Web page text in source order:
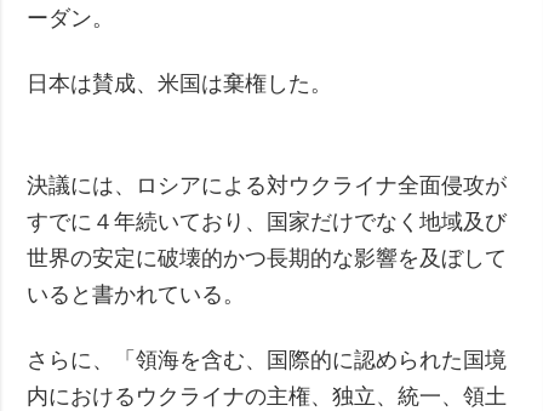
ーダン。
日本は賛成、米国は棄権した。
決議には、ロシアによる対ウクライナ全面侵攻が
すでに４年続いており、国家だけでなく地域及び
世界の安定に破壊的かつ長期的な影響を及ぼして
いると書かれている。
さらに、「領海を含む、国際的に認められた国境
内におけるウクライナの主権、独立、統一、領土